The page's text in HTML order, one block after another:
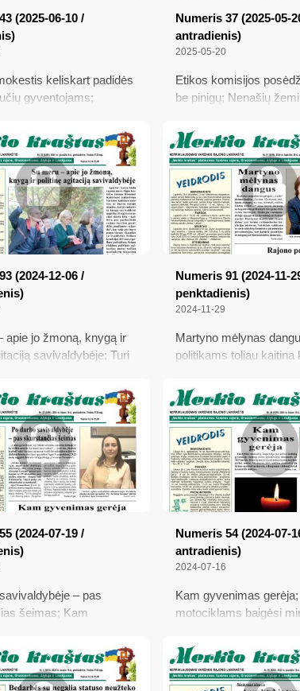
savivaldybių taryboms,
rajono taryba prieš
nekilnojamojo turto
(2025-06-10 /
keliskart padidės
gyventojams;
parašus NT
keisti gyventojų
Škvalas siautėjo ir mūsų
Numeris 37 (2025-05-
antradienis)
2025-05-20
Etikos komisijos
be pinigų; Nenašių
pasimatymą vasarai;
mokėsime už savo
turtą?
(2024-12-06 /
apie jo žmoną, knygą ir
savivaldybėje; Turi
Kalėdų senelis irgi turi
Numeris 91 (2024-11-
penktadienis)
2024-11-29
Martyno mėlynas
politikams toliau kaitina
namai paminėjo 30
sukaktį; Apie galimybę
atleistam nuo
pateikimo
(2024-07-19 /
– pas
šeimas; Kam
jūra žmonių; Senatvės
sulaukusiems
daugiau paslaugų
Numeris 54 (2024-07-
antradienis)
2024-07-16
Kam gyvenimas
motociklams baigėsi
Pirmieji deklaravimo